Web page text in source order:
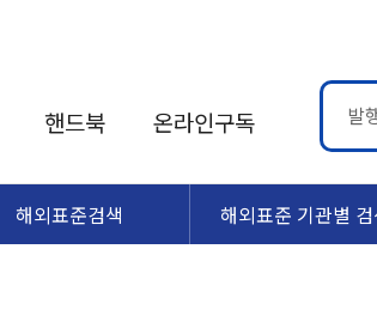
핸드북 온라인구독 발
해외표준검색 해외표준 기관별 검